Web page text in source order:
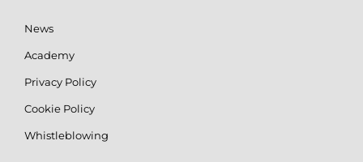
News
Academy
Privacy Policy
Cookie Policy
Whistleblowing